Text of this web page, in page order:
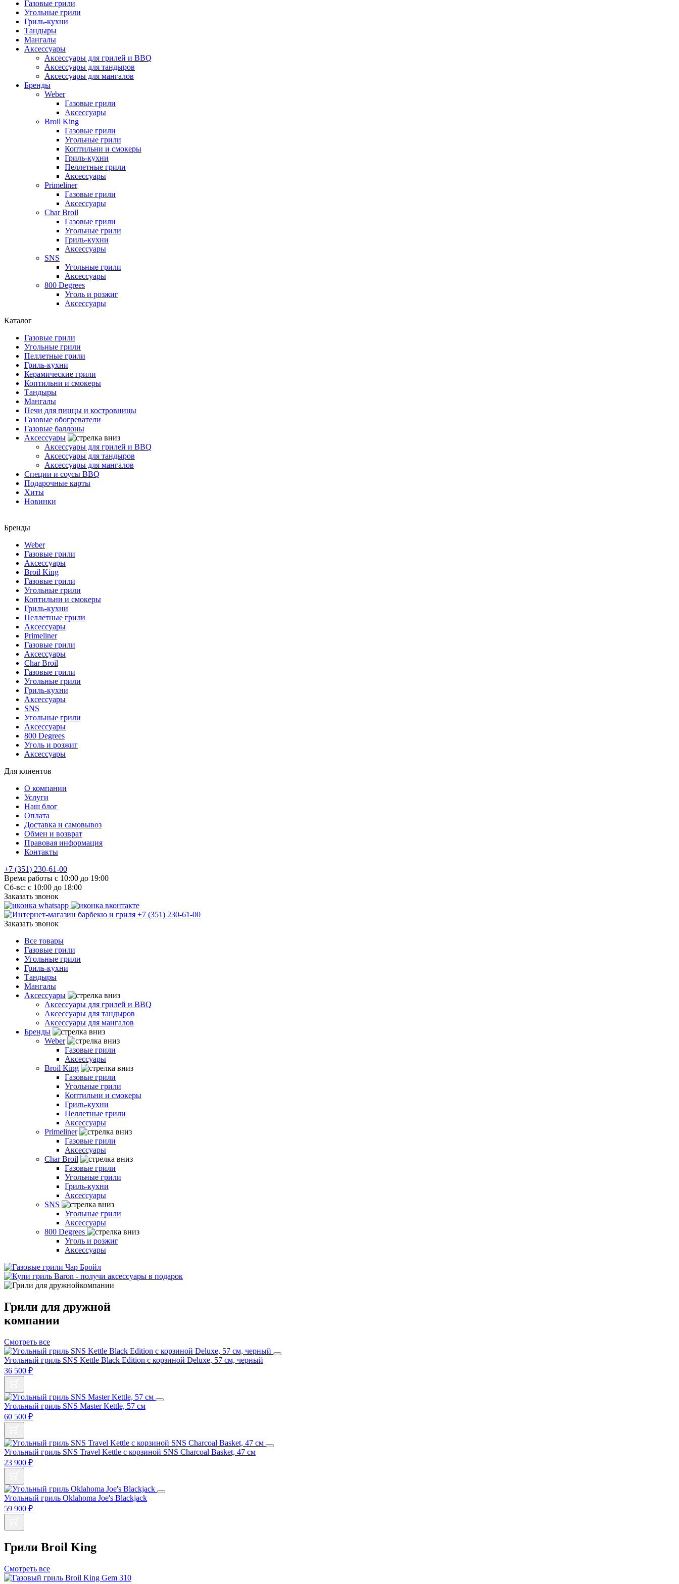
Газовые грили
Угольные грили
Гриль-кухни
Тандыры
Мангалы
Аксессуары
Аксессуары для грилей и BBQ
Аксессуары для тандыров
Аксессуары для мангалов
Бренды
Weber
Газовые грили
Аксессуары
Broil King
Газовые грили
Угольные грили
Коптильни и смокеры
Гриль-кухни
Пеллетные грили
Аксессуары
Primeliner
Газовые грили
Аксессуары
Char Broil
Газовые грили
Угольные грили
Гриль-кухни
Аксессуары
SNS
Угольные грили
Аксессуары
800 Degrees
Уголь и розжиг
Аксессуары
Каталог
Газовые грили
Угольные грили
Пеллетные грили
Гриль-кухни
Керамические грили
Коптильни и смокеры
Тандыры
Мангалы
Печи для пиццы и костровницы
Газовые обогреватели
Газовые баллоны
Аксессуары
Аксессуары для грилей и BBQ
Аксессуары для тандыров
Аксессуары для мангалов
Специи и соусы BBQ
Подарочные карты
Хиты
Новинки
Бренды
Weber
Газовые грили
Аксессуары
Broil King
Газовые грили
Угольные грили
Коптильни и смокеры
Гриль-кухни
Пеллетные грили
Аксессуары
Primeliner
Газовые грили
Аксессуары
Char Broil
Газовые грили
Угольные грили
Гриль-кухни
Аксессуары
SNS
Угольные грили
Аксессуары
800 Degrees
Уголь и розжиг
Аксессуары
Для клиентов
О компании
Услуги
Наш блог
Оплата
Доставка и самовывоз
Обмен и возврат
Правовая информация
Контакты
+7 (351) 230-61-00
Время работы с 10:00 до 19:00
Сб-вс: с 10:00 до 18:00
Заказать звонок
+7 (351) 230-61-00
Заказать звонок
Все товары
Газовые грили
Угольные грили
Гриль-кухни
Тандыры
Мангалы
Аксессуары
Аксессуары для грилей и BBQ
Аксессуары для тандыров
Аксессуары для мангалов
Бренды
Weber
Газовые грили
Аксессуары
Broil King
Газовые грили
Угольные грили
Коптильни и смокеры
Гриль-кухни
Пеллетные грили
Аксессуары
Primeliner
Газовые грили
Аксессуары
Char Broil
Газовые грили
Угольные грили
Гриль-кухни
Аксессуары
SNS
Угольные грили
Аксессуары
800 Degrees
Уголь и розжиг
Аксессуары
Грили для дружной
компании
Смотреть все
Угольный гриль SNS Kettle Black Edition с корзиной Deluxe, 57 см, черный
36 500 ₽
Угольный гриль SNS Master Kettle, 57 см
60 500 ₽
Угольный гриль SNS Travel Kettle c корзиной SNS Charcoal Basket, 47 см
23 900 ₽
Угольный гриль Oklahoma Joe's Blackjack
59 900 ₽
Грили Broil King
Смотреть все